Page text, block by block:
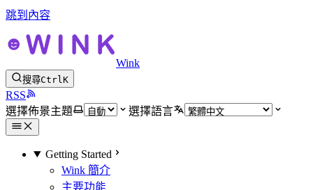
跳到內容
Wink
搜尋CtrlK
RSS
選擇佈景主題
選擇語言
Getting Started
Wink 簡介
主要功能